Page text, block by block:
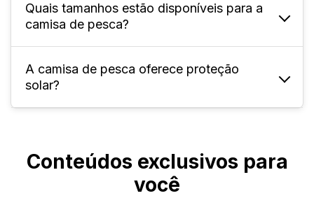
É uma peça especialmente desenvolvida
para pescadores, com tecido funcional,
proteção UV e possibilidade de
customização total.
Quais tamanhos estão disponíveis para a
camisa de pesca?
A FuturaIM oferece para adultos, o tamanho
P ao XL4.
A camisa de pesca oferece proteção
solar?
segurança durante exposições ao sol.
Conteúdos exclusivos para
você